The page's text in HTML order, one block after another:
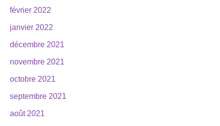
février 2022
janvier 2022
décembre 2021
novembre 2021
octobre 2021
septembre 2021
août 2021